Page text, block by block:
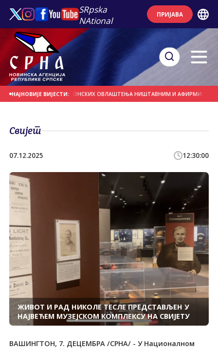
SRpska
NAtional
ПРИЈАВА
НАЈНОВИЈЕ ВИЈЕСТИ:
ПРОГЛАШЕЊЕ БОНСКИХ ОВЛАШТЕЊА НИШТАВНИМ И АФИРМИШУ ПРАВО
Свијет
07.12.2025 12:30:00
ЖИВОТ И РАД НИКОЛЕ ТЕСЛЕ ПРЕДСТАВЉЕН У
НАЈВЕЋЕМ МУЗЕЈСКОМ КОМПЛЕКСУ НА СВИЈЕТУ
ВАШИНГТОН, 7. ДЕЦЕМБРА /СРНА/ - У Националном